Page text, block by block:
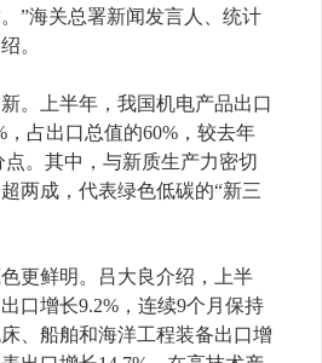
”海关总署新闻发言人、统计
。
上半年，我国机电产品出口
，占出口总值的60% ，较去年
点。其中，与新质生产力密切
两成，代表绿色低碳的“新三
鲜明。吕大良介绍，上半
口增长9.2% ，连续9个月保持
、船舶和海洋工程装备出口增